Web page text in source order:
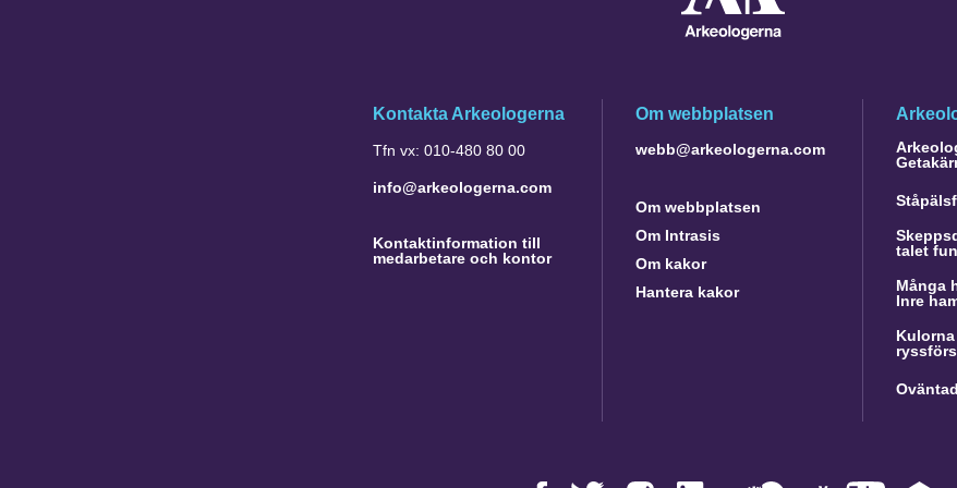
Kontakta Arkeologerna
Tfn vx: 010-480 80 00
info@arkeologerna.com
Kontaktinformation till
medarbetare och kontor
Om webbplatsen
webb@arkeologerna.com
Om webbplatsen
Om Intrasis
Om kakor
Hantera kakor
talet
Många
Inre